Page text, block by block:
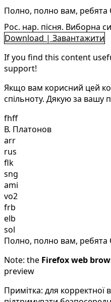
Полно, полно вам,
Рос. нар. пісня. Виборна
Download | Завантажити
If you find this content
support!
Якщо вам корисний цей
спільноту. Дякую за вашу
fhff
В. Платонов
arr
rus
flk
sng
ami
vo2
frb
elb
sol
Полно, полно вам,
Note: the Firefox web
preview
Примітка: для корректної